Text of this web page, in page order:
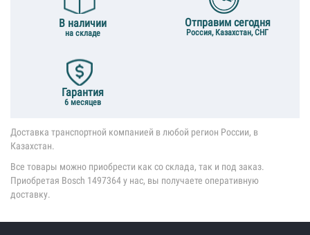
В наличии
на складе
Отправим сегодня
Россия, Казахстан, СНГ
Гарантия
6 месяцев
Доставка транспортной компанией в любой регион России, в
Казахстан.
Все товары можно приобрести как со склада, так и под заказ.
Приобретая Bosch 1497364 у нас, вы получаете оперативную
доставку.